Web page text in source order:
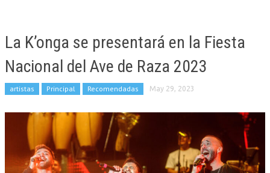
La K’onga se presentará en la Fiesta
Nacional del Ave de Raza 2023
artistas Principal Recomendadas May 29, 2023